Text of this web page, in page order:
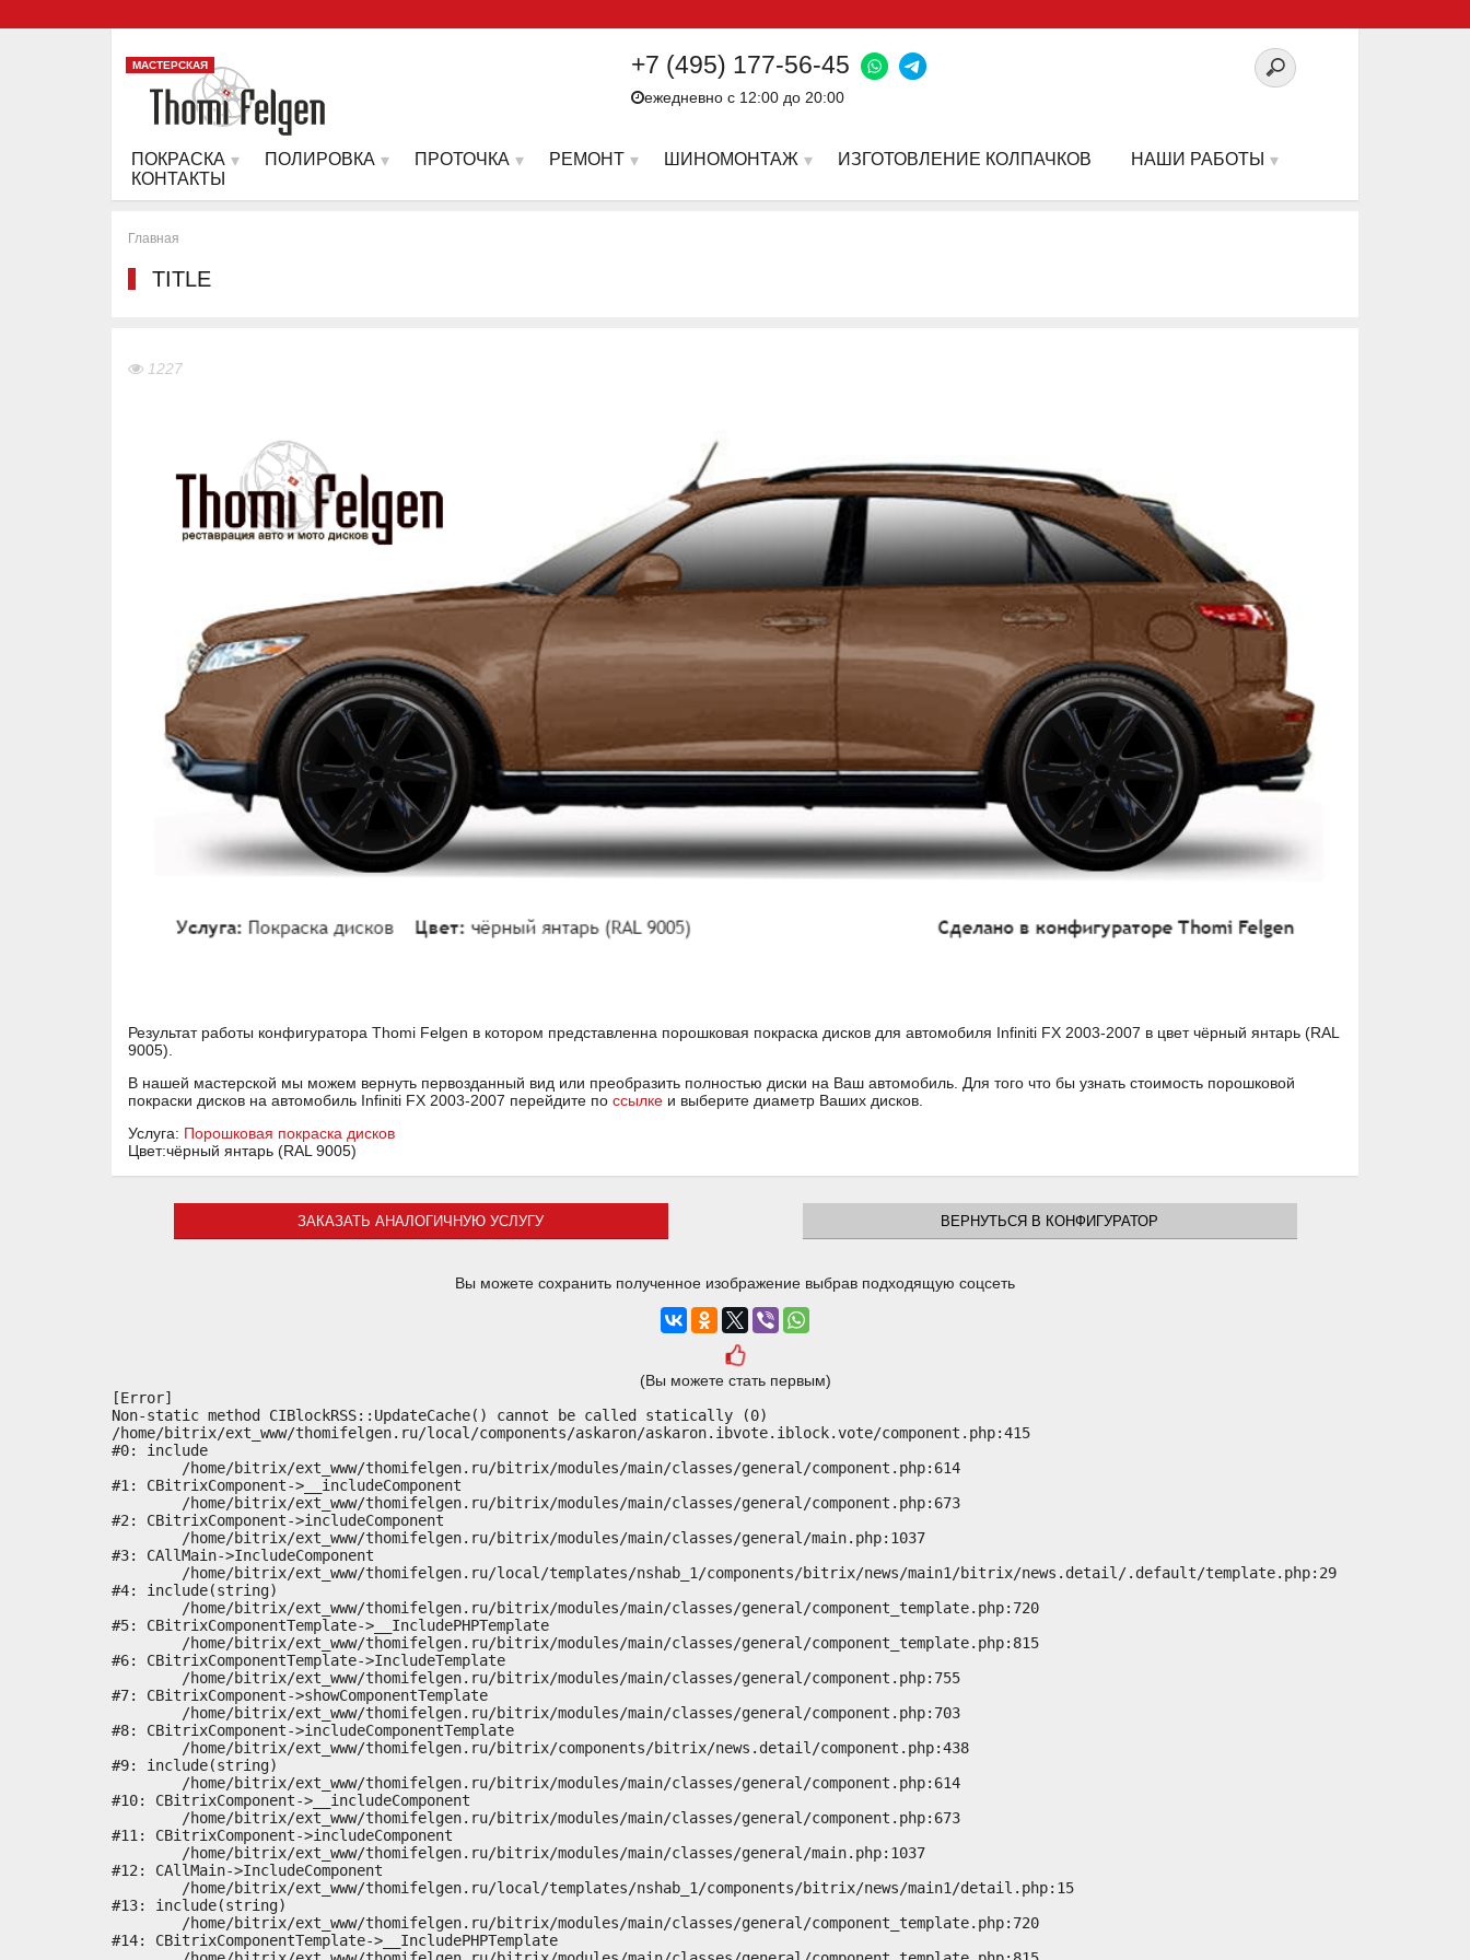
МАСТЕРСКАЯ +7 (495) 177-56-45
ежедневно с 12:00 до 20:00
ПОКРАСКА ПОЛИРОВКА ПРОТОЧКА РЕМОНТ ШИНОМОНТАЖ ИЗГОТОВЛЕНИЕ КОЛПАЧКОВ
НАШИ РАБОТЫ
КОНТАКТЫ
Главная
TITLE
1227
Результат работы конфигуратора Thomi Felgen в котором представленна порошковая покраска дисков для автомобиля Infiniti FX 2003-2007 в цвет чёрный янтарь (RAL
9005).
В нашей мастерской мы можем вернуть первозданный вид или преобразить полностью диски на Ваш автомобиль. Для того что бы узнать стоимость порошковой
покраски дисков на автомобиль Infiniti FX 2003-2007 перейдите по ссылке и выберите диаметр Ваших дисков.
Услуга: Порошковая покраска дисков
Цвет:чёрный янтарь (RAL 9005)
ЗАКАЗАТЬ АНАЛОГИЧНУЮ УСЛУГУ ВЕРНУТЬСЯ В КОНФИГУРАТОР
Вы можете сохранить полученное изображение выбрав подходящую соцсеть
(Вы можете стать первым)
[Error]
Non-static method CIBlockRSS::UpdateCache() cannot be called statically (0)
/home/bitrix/ext_www/thomifelgen.ru/local/components/askaron/askaron.ibvote.iblock.vote/component.php:415
#0: include
#1: CBitrixComponent->__includeComponent
#2: CBitrixComponent->includeComponent
#3: CAllMain->IncludeComponent
#4: include(string)
#5: CBitrixComponentTemplate->__IncludePHPTemplate
#6: CBitrixComponentTemplate->IncludeTemplate
#7: CBitrixComponent->showComponentTemplate
#8: CBitrixComponent->includeComponentTemplate
#9: include(string)
#10: CBitrixComponent->__includeComponent
#11: CBitrixComponent->includeComponent
#12: CAllMain->IncludeComponent
#13: include(string)
#14: CBitrixComponentTemplate->__IncludePHPTemplate